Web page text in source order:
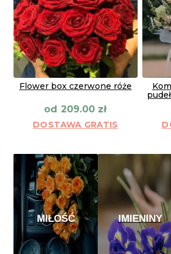
Flower box czerwone róże
od 209.00 zł
DOSTAWA GRATIS
MIŁOŚĆ IMIENINY